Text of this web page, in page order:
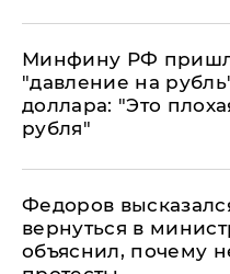
Минфину РФ
"давление на
доллара: "Это
рубля"
Федоров
вернуться в
объяснил, почему